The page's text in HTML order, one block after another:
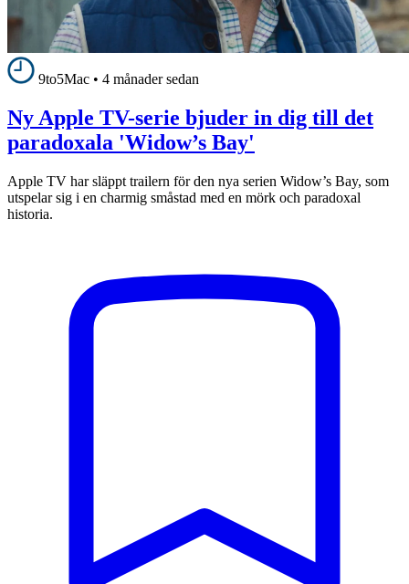
9to5Mac • 4 månader sedan
Ny Apple TV-serie bjuder in dig till det
paradoxala 'Widow’s Bay'
Apple TV har släppt trailern för den nya serien Widow’s Bay, som
utspelar sig i en charmig småstad med en mörk och paradoxal
historia.